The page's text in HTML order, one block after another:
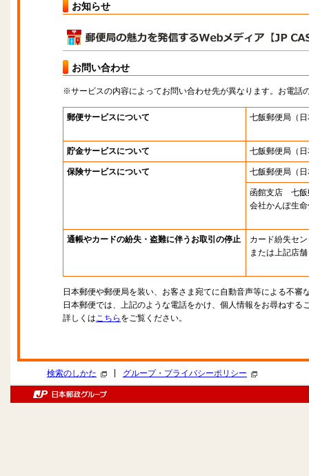
お知らせ
お問い合わせ
※サービスの内容によってお問い合わせ先が異なります。お電話
郵便サービスについて 七飯郵便局 （
貯金サービスについて 七飯郵便局 （
保険サービスについて 七飯郵便局 （
函館支店 七飯
会社かんぽ生
通帳やカードの紛失・盗難に伴うお取引の停止
カード紛失セ
または上記店舗
日本郵便や郵便局を装い、お客さま宛てに自動音声等による不審
日本郵便では、上記のような電話をかけ、個人情報をお尋ねする
詳しくはこちら をご覧ください。
検索のしかた グループ・プライバシーポリシー